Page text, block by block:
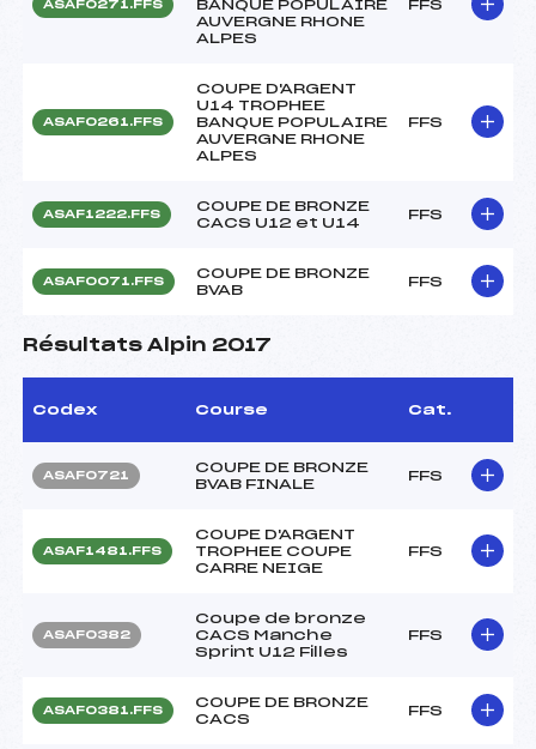
ASAF0271.FFS
BANQUE POPULAIRE
AUVERGNE RHONE
ALPES
FFS
ASAF0261.FFS
COUPE D'ARGENT
U14 TROPHEE
BANQUE POPULAIRE
AUVERGNE RHONE
ALPES
FFS
ASAF1222.FFS
COUPE DE BRONZE
CACS U12 et U14
FFS
ASAF0071.FFS
COUPE DE BRONZE
BVAB
FFS
Résultats Alpin 2017
Codex Course Cat.
ASAF0721
COUPE DE BRONZE
BVAB FINALE
FFS
ASAF1481.FFS
COUPE D'ARGENT
TROPHEE COUPE
CARRE NEIGE
FFS
ASAF0382
Coupe de bronze
CACS Manche
Sprint U12 Filles
FFS
ASAF0381.FFS
COUPE DE BRONZE
CACS
FFS